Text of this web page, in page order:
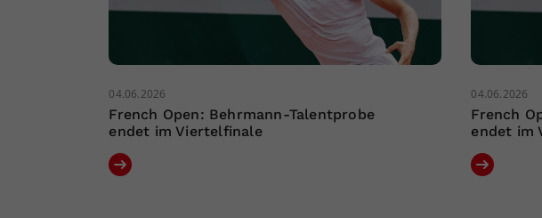
04.06.2026
French Open: Behrmann-Talentprobe
endet im Viertelfinale
04.06.2026
French
endet im